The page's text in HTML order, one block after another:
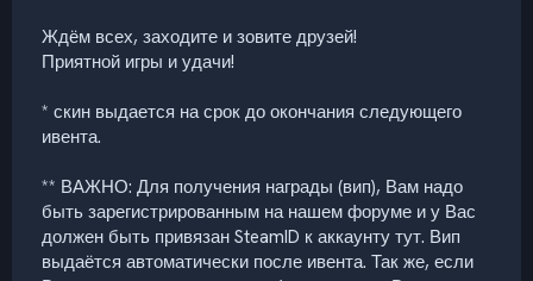
Ждём всех, заходите и зовите друзей!
Приятной игры и удачи!
* скин выдается на срок до окончания следующего
ивента.
** ВАЖНО: Для получения награды (вип), Вам надо
быть зарегистрированным на нашем форуме и у Вас
должен быть привязан SteamID к аккаунту тут. Вип
выдаётся автоматически после ивента. Так же, если